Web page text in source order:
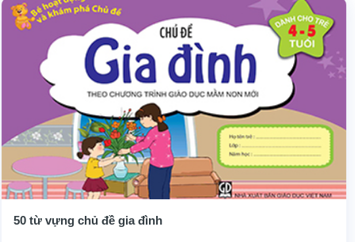
50 từ vựng chủ đề gia đình